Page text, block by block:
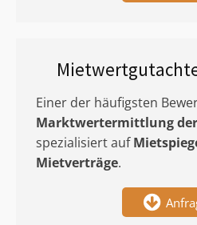
Einer der häufigsten
Marktwertermittlung
spezialisiert auf
Mietverträge.